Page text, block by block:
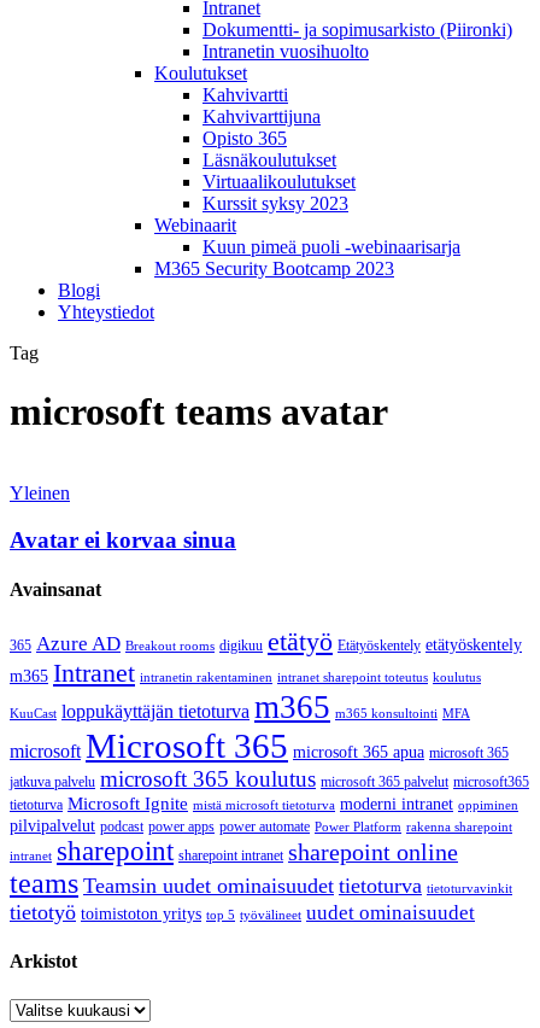
Intranet
Dokumentti- ja sopimusarkisto (Piironki)
Intranetin vuosihuolto
Koulutukset
Kahvivartti
Kahvivarttijuna
Opisto 365
Läsnäkoulutukset
Virtuaalikoulutukset
Kurssit syksy 2023
Webinaarit
Kuun pimeä puoli -webinaarisarja
M365 Security Bootcamp 2023
Blogi
Yhteystiedot
Tag
microsoft teams avatar
ei
sinua
Yleinen
Avatar ei korvaa sinua
Avainsanat
365 Azure AD Breakout rooms digikuu etätyö Etätyöskentely etätyöskentely
m365 Intranet intranetin rakentaminen intranet sharepoint toteutus koulutus
KuuCast loppukäyttäjän tietoturva m365 m365 konsultointi MFA
microsoft Microsoft 365 microsoft 365 apua microsoft 365
jatkuva palvelu microsoft 365 koulutus microsoft 365 palvelut microsoft365
tietoturva Microsoft Ignite mistä microsoft tietoturva moderni intranet oppiminen
pilvipalvelut podcast power apps power automate Power Platform rakenna sharepoint
intranet sharepoint sharepoint intranet sharepoint online
teams Teamsin uudet ominaisuudet tietoturva tietoturvavinkit
tietotyö toimistoton yritys top 5 työvälineet uudet ominaisuudet
Arkistot
Arkistot